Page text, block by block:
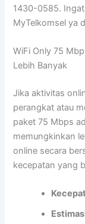
1430-0585.
MyTelkomsel ya
WiFi Only 75
Lebih Banyak
Jika aktivitas
perangkat atau
paket 75 Mbps
memungkinkan
online secara
kecepatan yang